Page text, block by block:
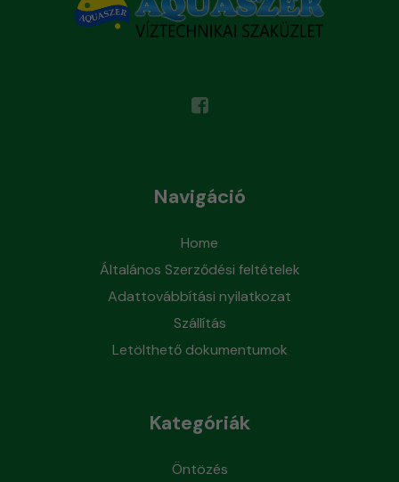
Navigáció
Home
Általános Szerződési feltételek
Adattovábbítási nyilatkozat
Szállítás
Letölthető dokumentumok
Kategóriák
Öntözés